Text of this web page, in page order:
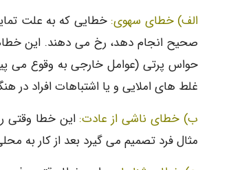
الف) خطای سهوی: خطایی که به علت
صحیح انجام دهد، رخ می دهند. این
حواس پرتی (عوامل خارجی به وقوع می
غلط های املایی و یا اشتباهات افراد در
ب) خطای ناشی از عادت: این خطا وقتی
مثال فرد تصمیم می گیرد بعد از کار به